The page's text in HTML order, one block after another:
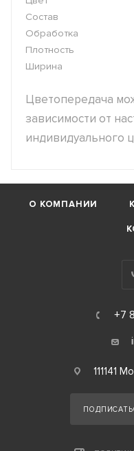
Состав
Обработка
Плотность
Ширина
Цветопередача
зависимости от
индивидуального
О КОМПАНИИ
+7
111141